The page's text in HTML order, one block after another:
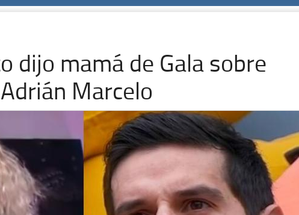
dijo mamá de Gala sobre
Marcelo